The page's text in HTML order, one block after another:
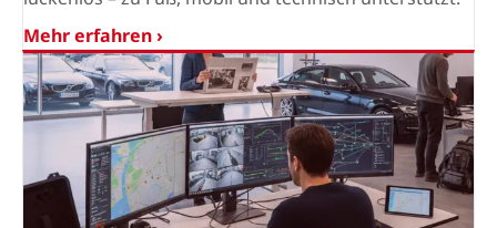
Mehr erfahren ›